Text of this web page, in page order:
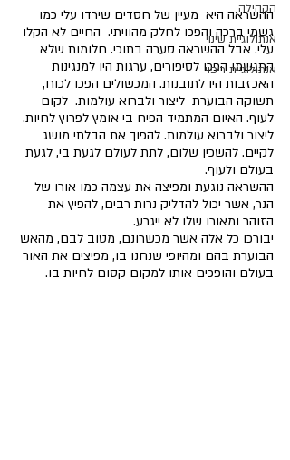
הקהילה
אנתולוגיית שינוי
אנתולוגיית ריפוי
ההשראה היא  מעיין של חסדים שירדו עלי כמו
גשמי ברכה והפכו לחלק מהוויתי.  החיים לא הקלו
עלי. אבל ההשראה סערה בתוכי. חלומות שלא
התגשמו הפכו לסיפורים, ערגות היו למנגינות
האכזבות היו לתובנות. המכשולים הפכו לכוח,
תשוקה הבוערת  ליצור ולברוא עולמות.  לקום
לעוף. האיום המתמיד הפיח בי אומץ לפרוץ לחיות.
ליצור ולברוא עולמות. להפוך את הבלתי מושג
לקיים. להשכין שלום, לתת לעולם לגעת בי, לגעת
בעולם ולעוף.
ההשראה נוגעת ומפיצה את עצמה כמו אורו של
הנר, אשר יכול להדליק נרות רבים, להפיץ את
הזוהר ומאורו שלו לא ייגרע.
יבורכו כל אלה אשר מכשרונם, מטוב לבם, מהאש
הבוערת בהם ומהיופי שנחנו בו, מפיצים את האור
בעולם והופכים אותו למקום קסום לחיות בו.